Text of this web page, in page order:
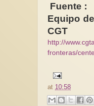
Fuente :
Equipo
CGT
http://
fronteras/
at 10:58